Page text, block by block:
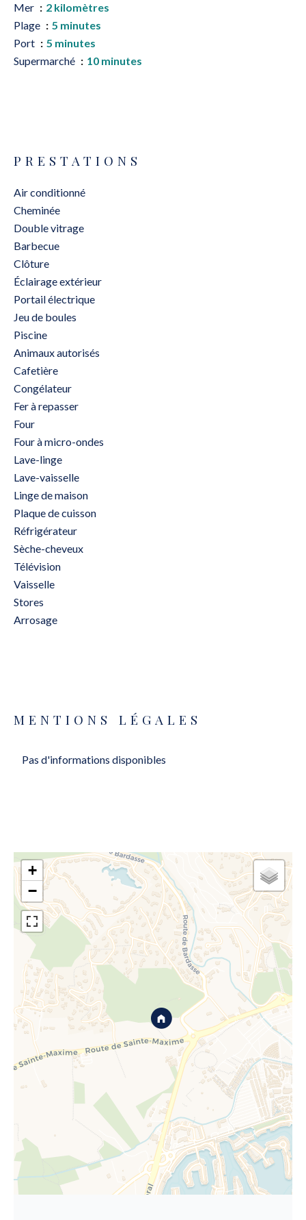
Mer
2 kilomètres
Plage
5 minutes
Port
5 minutes
Supermarché
10 minutes
PRESTATIONS
Air conditionné
Cheminée
Double vitrage
Barbecue
Clôture
Éclairage extérieur
Portail électrique
Jeu de boules
Piscine
Animaux autorisés
Cafetière
Congélateur
Fer à repasser
Four
Four à micro-ondes
Lave-linge
Lave-vaisselle
Linge de maison
Plaque de cuisson
Réfrigérateur
Sèche-cheveux
Télévision
Vaisselle
Stores
Arrosage
MENTIONS LÉGALES
Pas d'informations disponibles
+
−